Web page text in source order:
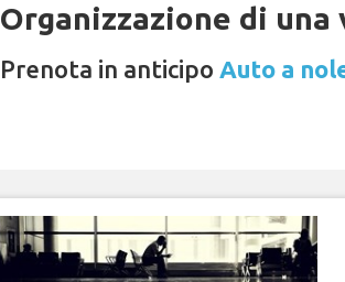
Organizzazione di una
Prenota in anticipo Auto a